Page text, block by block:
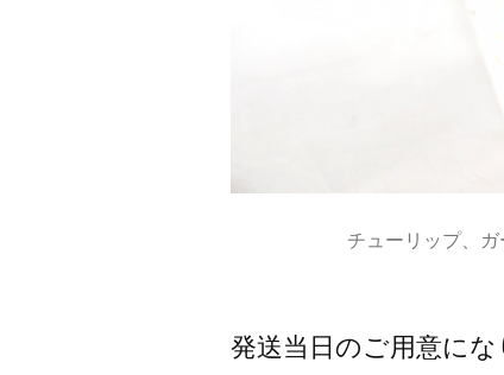
チューリップ、
発送当日のご用意に